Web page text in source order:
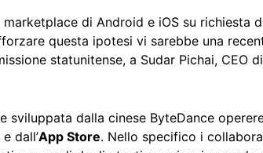
di Android e iOS su richiesta
questa ipotesi vi sarebbe una
statunitense, a Sudar Pichai, CEO
sviluppata dalla cinese ByteDance
e dall’App Store. Nello specifico i